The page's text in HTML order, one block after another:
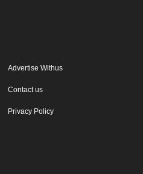
Advertise Withus
Contact us
Privacy Policy